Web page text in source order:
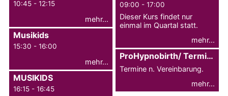
10:45 - 12:15
mehr...
Musikids
15:30 - 16:00
mehr...
MUSIKIDS
16:15 - 16:45
09:00 - 17:00
Dieser Kurs findet nur
einmal im Quartal statt.
mehr...
ProHypnobirth/ Termine flexibel
Termine n. Vereinbarung.
mehr...